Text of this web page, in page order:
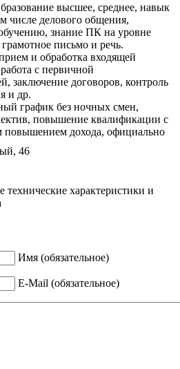
высшее, среднее, навык
числе делового общения,
знание ПК на уровне
грамотное письмо и речь.
и обработка входящей
с первичной
заключение договоров, контроль
и др.
график без ночных смен,
повышение квалификации с
дохода, официально
46
технические характеристики и
Имя (обязательное)
E-Mail (обязательное)